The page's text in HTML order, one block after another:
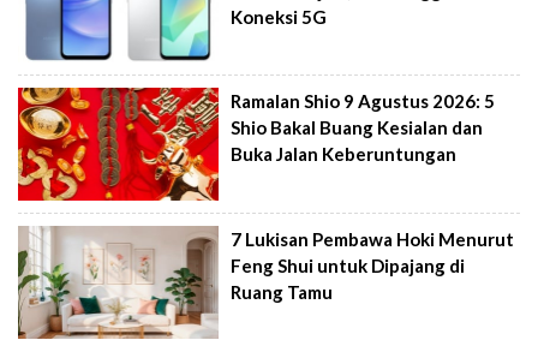
Koneksi 5G
Ramalan Shio 9 Agustus 2026: 5
Shio Bakal Buang Kesialan dan
Buka Jalan Keberuntungan
7 Lukisan Pembawa Hoki Menurut
Feng Shui untuk Dipajang di
Ruang Tamu